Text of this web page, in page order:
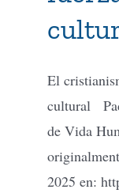
El
cultural
de Vida
2025 en: